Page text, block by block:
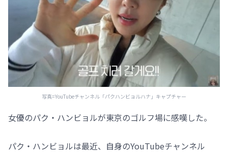
写真=YouTubeチャンネル「パクハンビョルハナ」キャプチャー
女優のパク・ハンビョルが東京のゴルフ場に感嘆した。
パク・ハンビョルは最近、自身のYouTubeチャンネル